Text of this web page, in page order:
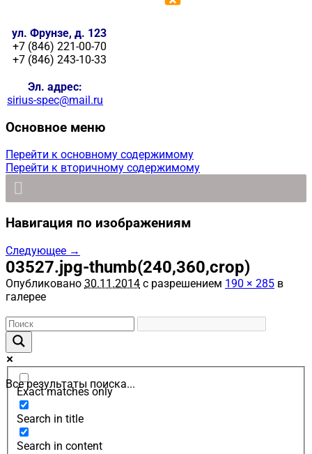
ул. Фрунзе, д. 123
+7 (846) 221-00-70
+7 (846) 243-10-33
Эл. адрес:
sirius-spec@mail.ru
Основное меню
Перейти к основному содержимому
Перейти к вторичному содержимому
Навигация по изображениям
Следующее →
03527.jpg-thumb(240,360,crop)
Опубликовано 30.11.2014 с разрешением 190 × 285 в
галерее
Все результаты поиска...
Exact matches only
Search in title
Search in content